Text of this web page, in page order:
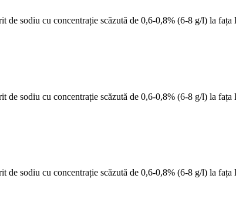
de sodiu cu concentrație scăzută de 0,6-0,8% (6-8 g/l) la fața
de sodiu cu concentrație scăzută de 0,6-0,8% (6-8 g/l) la fața
de sodiu cu concentrație scăzută de 0,6-0,8% (6-8 g/l) la fața